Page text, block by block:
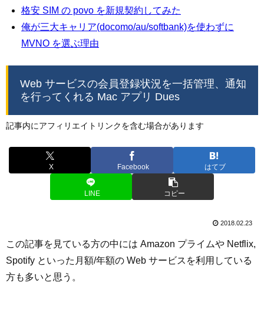
格安 SIM の povo を新規契約してみた
俺が三大キャリア(docomo/au/softbank)を使わずに
MVNO を選ぶ理由
Web サービスの会員登録状況を一括管理、通知
を行ってくれる Mac アプリ Dues
記事内にアフィリエイトリンクを含む場合があります
X Facebook はてブ
LINE コピー
2018.02.23
この記事を見ている方の中には Amazon プライムや Netflix,
Spotify といった月額/年額の Web サービスを利用している
方も多いと思う。